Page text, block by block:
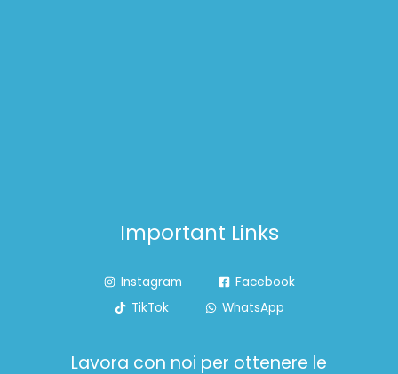
Important Links
Instagram
Facebook
TikTok
WhatsApp
Lavora con noi per ottenere le